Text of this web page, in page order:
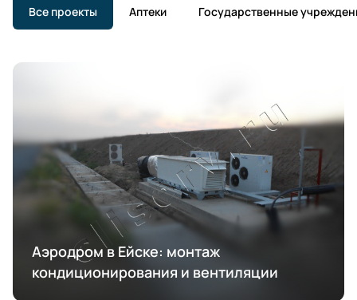
Все проекты Аптеки Государственные
Аэродром в Ейске: монтаж
кондиционирования и вентиляции